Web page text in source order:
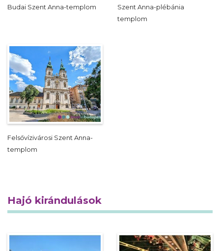
Budai Szent Anna-templom
Szent Anna-plébánia
templom
Felsővízivárosi Szent Anna-
templom
Hajó kirándulások